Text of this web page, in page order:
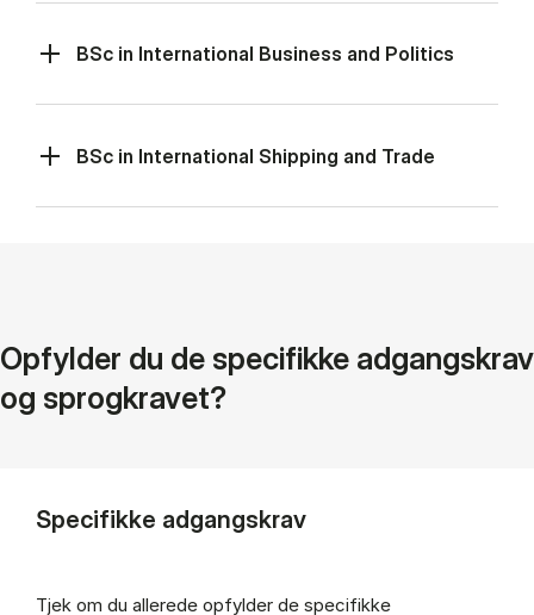
BSc in International Business and Politics
BSc in International Shipping and Trade
Opfylder du de specifikke adgangskrav
og sprogkravet?
Specifikke adgangskrav
Tjek om du allerede opfylder de specifikke